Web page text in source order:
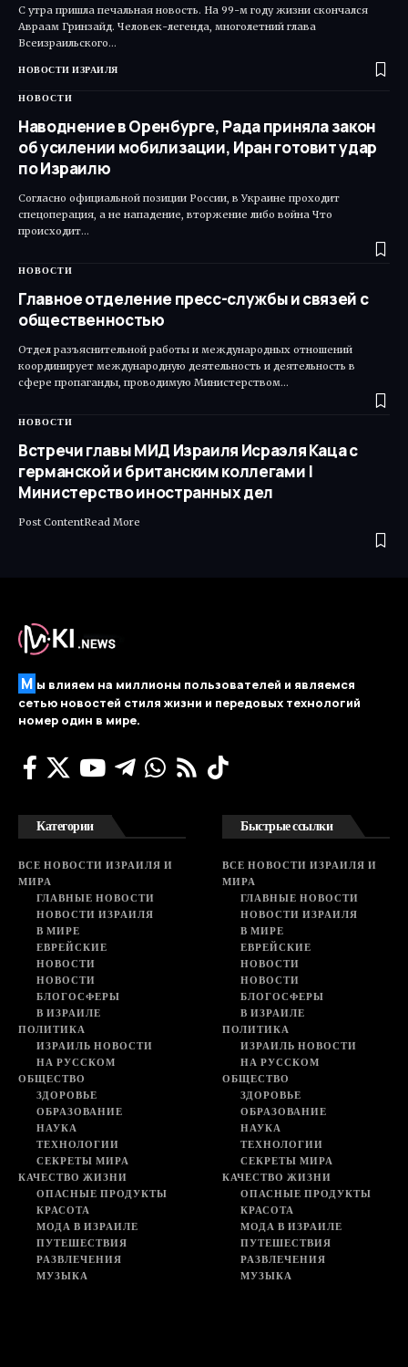
С утра пришла печальная новость. На 99-м году жизни скончался
Авраам Гринзайд. Человек-легенда, многолетний глава
Всеизраильского…
НОВОСТИ ИЗРАИЛЯ
НОВОСТИ
Наводнение в Оренбурге, Рада приняла закон
об усилении мобилизации, Иран готовит удар
по Израилю
Согласно официальной позиции России, в Украине проходит
спецоперация, а не нападение, вторжение либо война Что
происходит…
НОВОСТИ
Главное отделение пресс-службы и связей с
общественностью
Отдел разъяснительной работы и международных отношений
координирует международную деятельность и деятельность в
сфере пропаганды, проводимую Министерством…
НОВОСТИ
Встречи главы МИД Израиля Исраэля Каца с
германской и британским коллегами |
Министерство иностранных дел
Post ContentRead More ​
М ы влияем на миллионы пользователей и являемся
сетью новостей стиля жизни и передовых технологий
номер один в мире.
Категории
ВСЕ НОВОСТИ ИЗРАИЛЯ И
МИРА
ГЛАВНЫЕ НОВОСТИ
НОВОСТИ ИЗРАИЛЯ
В МИРЕ
ЕВРЕЙСКИЕ
НОВОСТИ
НОВОСТИ
БЛОГОСФЕРЫ
В ИЗРАИЛЕ
ПОЛИТИКА
ИЗРАИЛЬ НОВОСТИ
НА РУССКОМ
ОБЩЕСТВО
ЗДОРОВЬЕ
ОБРАЗОВАНИЕ
НАУКА
ТЕХНОЛОГИИ
СЕКРЕТЫ МИРА
КАЧЕСТВО ЖИЗНИ
ОПАСНЫЕ ПРОДУКТЫ
КРАСОТА
МОДА В ИЗРАИЛЕ
ПУТЕШЕСТВИЯ
РАЗВЛЕЧЕНИЯ
МУЗЫКА
Быстрые ссылки
ВСЕ НОВОСТИ ИЗРАИЛЯ И
МИРА
ГЛАВНЫЕ НОВОСТИ
НОВОСТИ ИЗРАИЛЯ
В МИРЕ
ЕВРЕЙСКИЕ
НОВОСТИ
НОВОСТИ
БЛОГОСФЕРЫ
В ИЗРАИЛЕ
ПОЛИТИКА
ИЗРАИЛЬ НОВОСТИ
НА РУССКОМ
ОБЩЕСТВО
ЗДОРОВЬЕ
ОБРАЗОВАНИЕ
НАУКА
ТЕХНОЛОГИИ
СЕКРЕТЫ МИРА
КАЧЕСТВО ЖИЗНИ
ОПАСНЫЕ ПРОДУКТЫ
КРАСОТА
МОДА В ИЗРАИЛЕ
ПУТЕШЕСТВИЯ
РАЗВЛЕЧЕНИЯ
МУЗЫКА